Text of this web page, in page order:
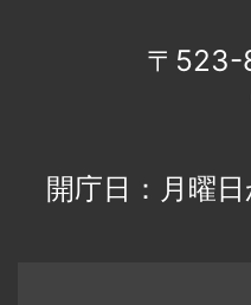
〒523-
開庁日：月曜